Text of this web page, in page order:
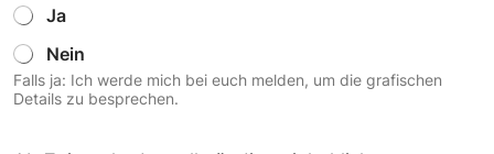
W
l
l
d
Ja
Nein
Falls ja: Ich werde mich bei euch melden, um die grafischen
Details zu besprechen.